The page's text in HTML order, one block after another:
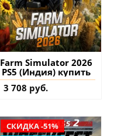
Farm Simulator 2026
PS5 (Индия) купить
3 708 руб.
СКИДКА -51%